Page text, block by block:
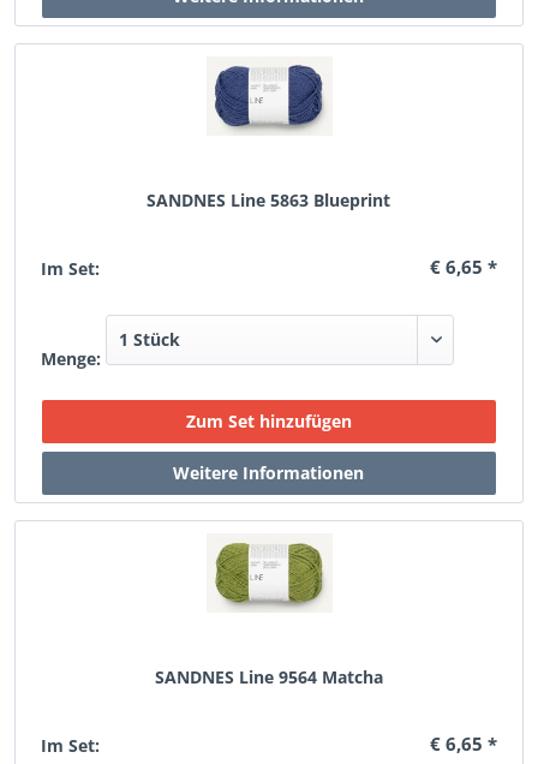
SANDNES Line 5863 Blueprint
Im Set: € 6,65 *
Menge:
SANDNES Line 9564 Matcha
Im Set: € 6,65 *